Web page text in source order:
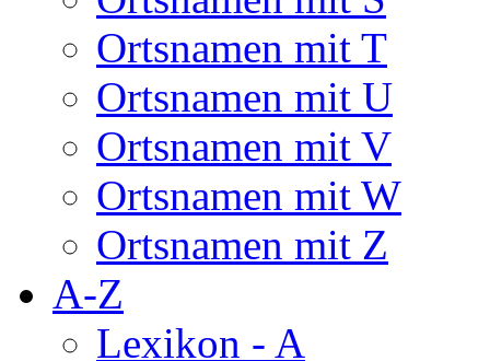
Ortsnamen mit T
Ortsnamen mit U
Ortsnamen mit V
Ortsnamen mit W
Ortsnamen mit Z
A-Z
Lexikon - A